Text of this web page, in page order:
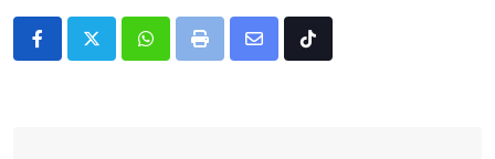
Whatsapp
Print
Share Tiktok